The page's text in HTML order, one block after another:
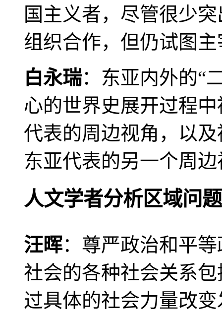
国主义者，尽管很少
组织合作，但仍试图
白永瑞：东亚内外的“
心的世界史展开过程
代表的周边视角，以
东亚代表的另一个周
人文学者分析区域问题
汪晖：尊严政治和平
社会的各种社会关系
过具体的社会力量改